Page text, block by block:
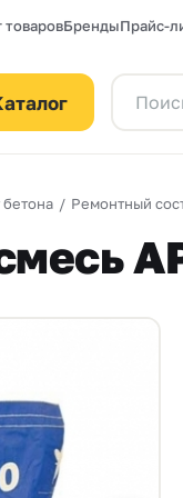
товаровБрендыПрайс-
/ Ремонтный